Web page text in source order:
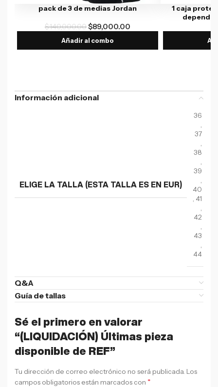
pack de 3 de medias Jordan
$140,000.00$89,000.00
Añadir al combo
1 caja
depende
Información adicional
ELIGE LA TALLA (ESTA TALLA ES EN EUR)
36
,
37
,
38
,
39
,
40
, 41
,
42
,
43
,
44
Q&A
Guía de tallas
Sé el primero en valorar
“(LIQUIDACIÓN) Últimas pieza
disponible de REF”
Tu dirección de correo electrónico no será publicada. Los
campos obligatorios están marcados con *